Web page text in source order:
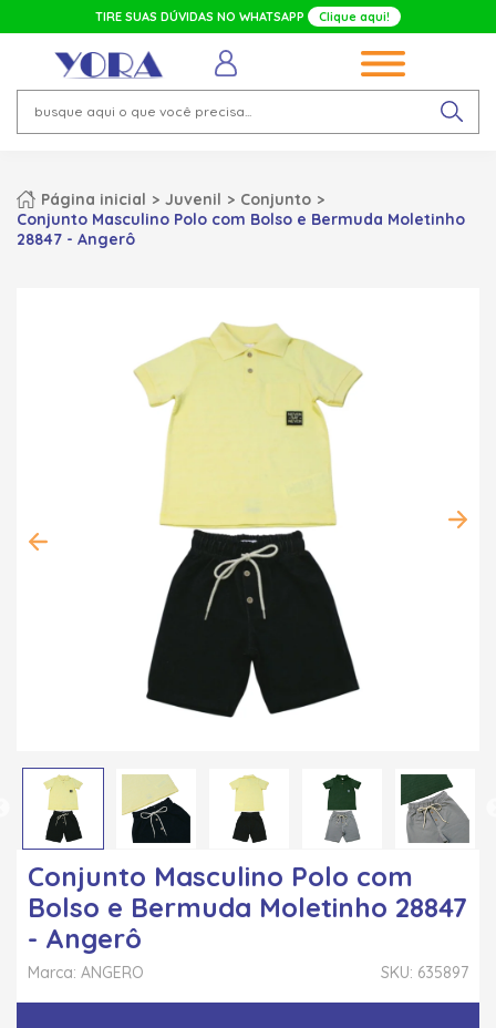
TIRE SUAS DÚVIDAS NO WHATSAPP Clique aqui!
Página inicial Juvenil
Conjunto
Conjunto Masculino Polo com Bolso e Bermuda Moletinho
28847 - Angerô
Conjunto Masculino Polo com
Bolso e Bermuda Moletinho 28847
- Angerô
SKU: 635897
Marca: ANGERO